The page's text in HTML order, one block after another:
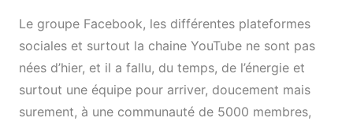
Le groupe Facebook, les différentes plateformes
sociales et surtout la chaine YouTube ne sont pas
nées d’hier, et il a fallu, du temps, de l’énergie et
surtout une équipe pour arriver, doucement mais
surement, à une communauté de 5000 membres,